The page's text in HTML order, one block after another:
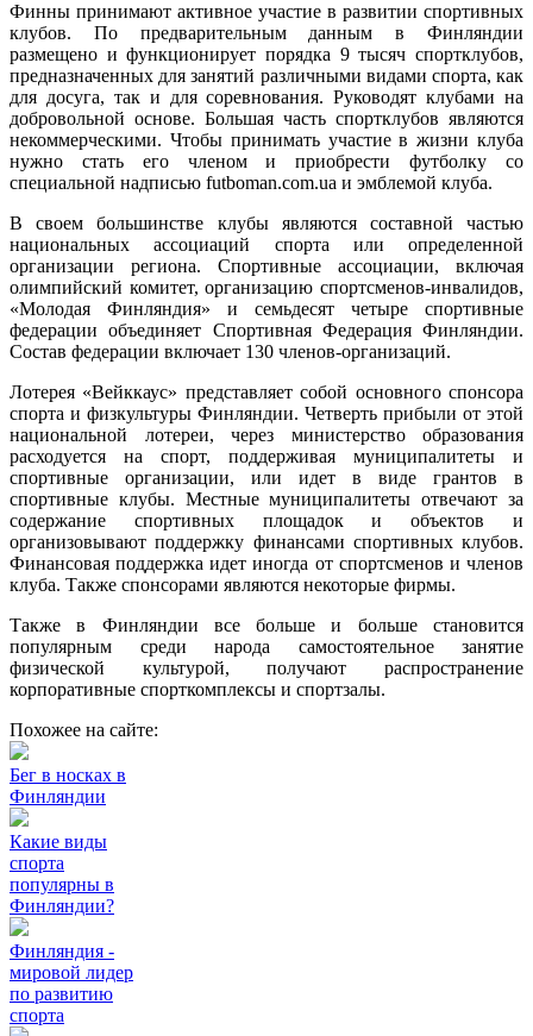
Финны принимают активное участие в развитии спортивных
клубов. По предварительным данным в Финляндии
размещено и функционирует порядка 9 тысяч спортклубов,
предназначенных для занятий различными видами спорта, как
для досуга, так и для соревнования. Руководят клубами на
добровольной основе. Большая часть спортклубов являются
некоммерческими. Чтобы принимать участие в жизни клуба
нужно стать его членом и приобрести футболку со
специальной надписью futboman.com.ua и эмблемой клуба.
В своем большинстве клубы являются составной частью
национальных ассоциаций спорта или определенной
организации региона. Спортивные ассоциации, включая
олимпийский комитет, организацию спортсменов-инвалидов,
«Молодая Финляндия» и семьдесят четыре спортивные
федерации объединяет Спортивная Федерация Финляндии.
Состав федерации включает 130 членов-организаций.
Лотерея «Вейккаус» представляет собой основного спонсора
спорта и физкультуры Финляндии. Четверть прибыли от этой
национальной лотереи, через министерство образования
расходуется на спорт, поддерживая муниципалитеты и
спортивные организации, или идет в виде грантов в
спортивные клубы. Местные муниципалитеты отвечают за
содержание спортивных площадок и объектов и
организовывают поддержку финансами спортивных клубов.
Финансовая поддержка идет иногда от спортсменов и членов
клуба. Также спонсорами являются некоторые фирмы.
Также в Финляндии все больше и больше становится
популярным среди народа самостоятельное занятие
физической культурой, получают распространение
корпоративные спорткомплексы и спортзалы.
Похожее на сайте:
Бег в носках в
Финляндии
Какие виды
спорта
популярны в
Финляндии?
Финляндия -
мировой лидер
по развитию
спорта